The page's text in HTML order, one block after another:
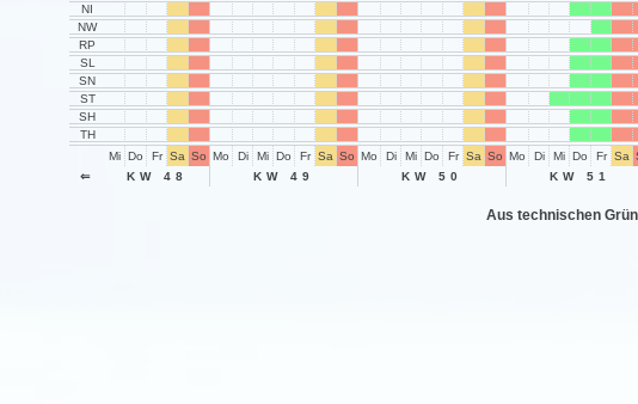
Mi Do Fr Sa So Mo Di Mi Do Fr Sa So Mo Di Mi Do Fr Sa So Mo Di Mi Do Fr Sa
KW 48
KW 49 KW 50 KW 51
NI
NW
RP
SL
SN
ST
SH
TH
⇐
Aus technischen